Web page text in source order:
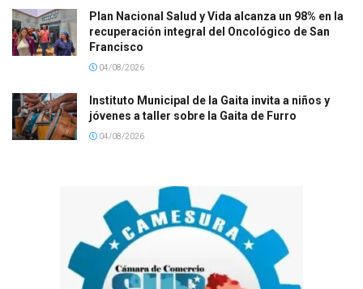
Plan Nacional Salud y Vida alcanza un 98% en la
recuperación integral del Oncológico de San
Francisco
04/08/2026
Instituto Municipal de la Gaita invita a niños y
jóvenes a taller sobre la Gaita de Furro
04/08/2026